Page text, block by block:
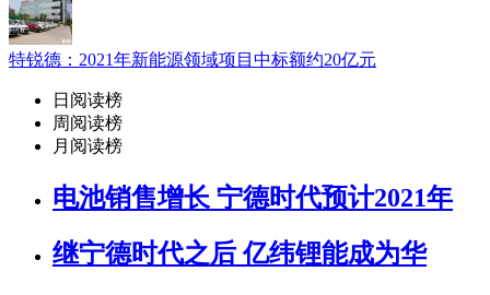
特锐德：2021年新能源领域项目中标额约20亿元
日阅读榜
周阅读榜
月阅读榜
电池销售增长 宁德时代预计2021年
继宁德时代之后 亿纬锂能成为华